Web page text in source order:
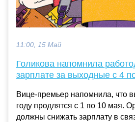
11:00, 15 Май
Голикова напомнила
зарплате за выходные с 4
Вице-премьер напомнила, что
году продлятся с 1 по 10 мая.
должны снижать зарплату в